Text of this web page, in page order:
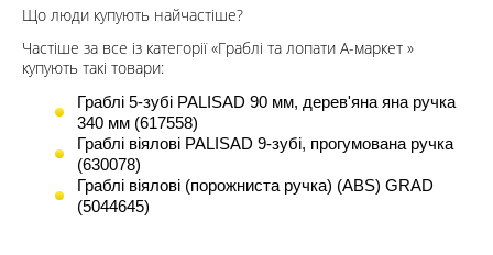
Що люди купують найчастіше?
Частіше за все із категорії «Граблі та лопати А-маркет »
купують такі товари:
Граблі 5-зубі PALISAD 90 мм, дерев'яна яна ручка
340 мм (617558)
Граблі віялові PALISAD 9-зубі, прогумована ручка
(630078)
Граблі віялові (порожниста ручка) (ABS) GRAD
(5044645)